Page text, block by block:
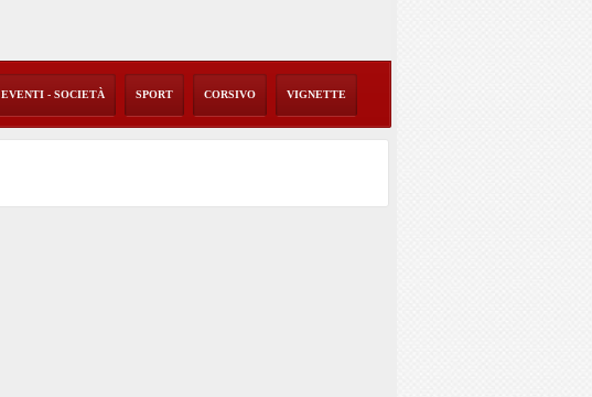
EVENTI - SOCIETÀ SPORT CORSIVO VIGNETTE